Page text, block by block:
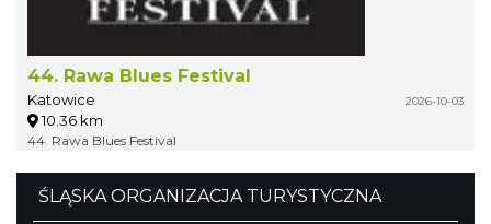
44. Rawa Blues Festival
Katowice 2026-10-03
10.36 km
44. Rawa Blues Festival
ŚLĄSKA ORGANIZACJA TURYSTYCZNA